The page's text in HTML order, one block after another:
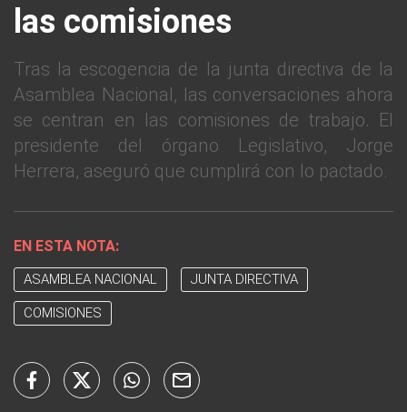
las comisiones
Tras la escogencia de la junta directiva de la
Asamblea Nacional, las conversaciones ahora
se centran en las comisiones de trabajo. El
presidente del órgano Legislativo, Jorge
Herrera, aseguró que cumplirá con lo pactado.
EN ESTA NOTA:
ASAMBLEA NACIONAL JUNTA DIRECTIVA
COMISIONES